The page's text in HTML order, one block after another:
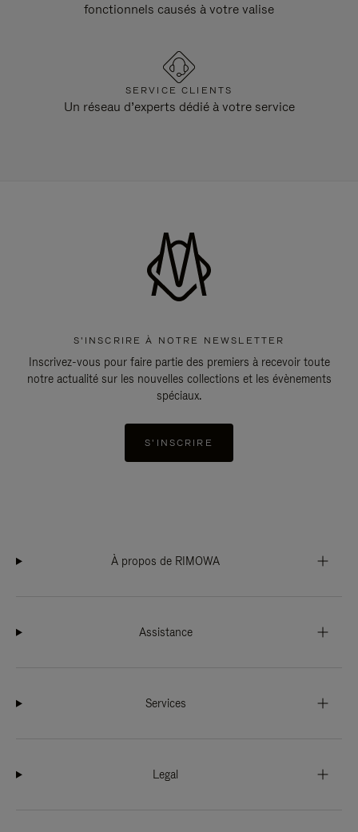
fonctionnels causés à votre valise
SERVICE CLIENTS
Un réseau d’experts dédié à votre service
S'INSCRIRE À NOTRE NEWSLETTER
Inscrivez-vous pour faire partie des premiers à recevoir toute
notre actualité sur les nouvelles collections et les évènements
spéciaux.
S'INSCRIRE
À propos de RIMOWA
Assistance
Services
Legal